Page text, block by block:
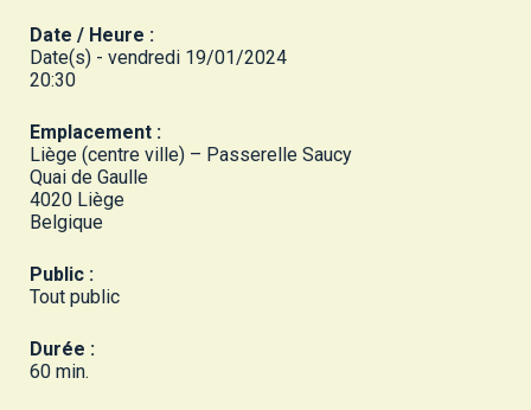
Date / Heure :
Date(s) - vendredi 19/01/2024
20:30
Emplacement :
Liège (centre ville) – Passerelle Saucy
Quai de Gaulle
4020 Liège
Belgique
Public :
Tout public
Durée :
60 min.